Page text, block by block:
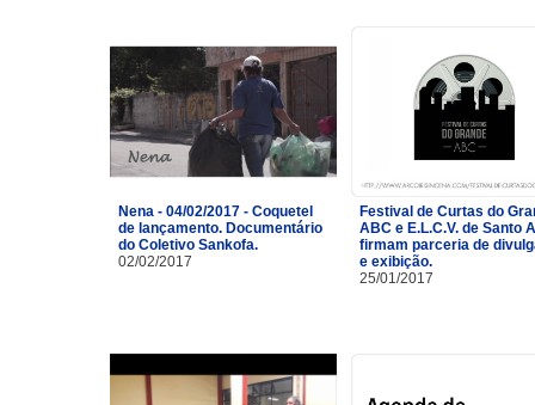
Nena - 04/02/2017 - Coquetel
de lançamento. Documentário
do Coletivo Sankofa.
02/02/2017
Festival de Curtas do
ABC e E.L.C.V. de Santo
firmam parceria de
e exibição.
25/01/2017